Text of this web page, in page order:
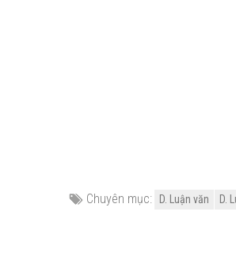
Chuyên mục: D. Luận văn D.